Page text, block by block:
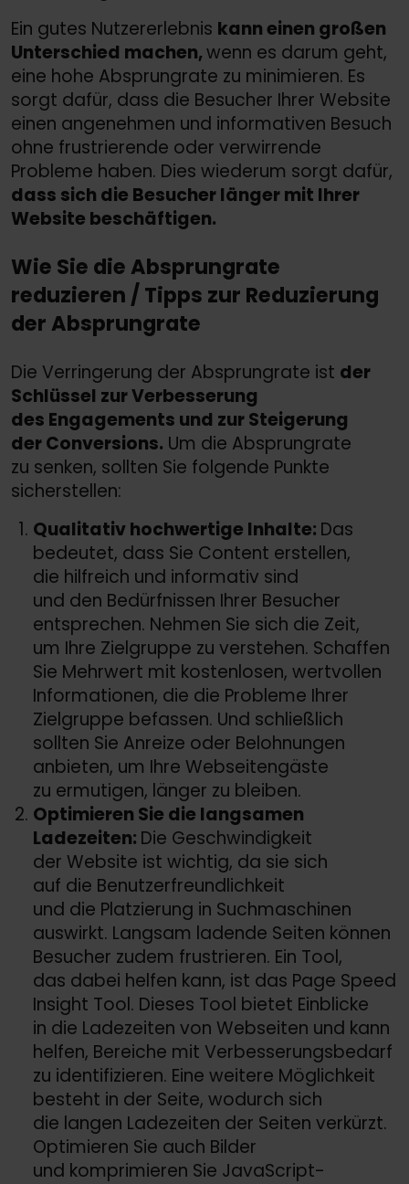
Ein gutes Nutzererlebnis kann einen großen
Unterschied machen,wenn es darum geht,
eine hohe Absprungrate zu minimieren. Es
sorgt dafür, dass die Besucher Ihrer Website
einen angenehmen und informativen Besuch
ohne frustrierende oder verwirrende
Probleme haben. Dies wiederum sorgt dafür,
dass sich die Besucher länger mit Ihrer
Website beschäftigen.
Wie Sie die Absprungrate
reduzieren / Tipps zur Reduzierung
der Absprungrate
Die Verringerung der Absprungrate ist der
Schlüssel zur Verbesserung
des Engagements und zur Steigerung
der Conversions. Um die Absprungrate
zu senken, sollten Sie folgende Punkte
sicherstellen:
Qualitativ hochwertige Inhalte: Das
bedeutet, dass Sie Content erstellen,
die hilfreich und informativ sind
und den Bedürfnissen Ihrer Besucher
entsprechen. Nehmen Sie sich die Zeit,
um Ihre Zielgruppe zu verstehen. Schaffen
Sie Mehrwert mit kostenlosen, wertvollen
Informationen, die die Probleme Ihrer
Zielgruppe befassen. Und schließlich
sollten Sie Anreize oder Belohnungen
anbieten, um Ihre Webseitengäste
zu ermutigen, länger zu bleiben.
Optimieren Sie die langsamen
Ladezeiten: Die Geschwindigkeit
der Website ist wichtig, da sie sich
auf die Benutzerfreundlichkeit
und die Platzierung in Suchmaschinen
auswirkt. Langsam ladende Seiten können
Besucher zudem frustrieren. Ein Tool,
das dabei helfen kann, ist das Page Speed
Insight Tool. Dieses Tool bietet Einblicke
in die Ladezeiten von Webseiten und kann
helfen, Bereiche mit Verbesserungsbedarf
zu identifizieren. Eine weitere Möglichkeit
besteht in der Seite, wodurch sich
die langen Ladezeiten der Seiten verkürzt.
Optimieren Sie auch Bilder
und komprimieren Sie JavaScript-